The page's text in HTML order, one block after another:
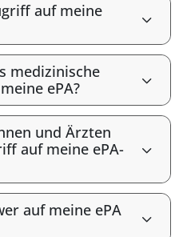
auf meine
medizinische
ePA?
und Ärzten
auf meine ePA-
auf meine ePA